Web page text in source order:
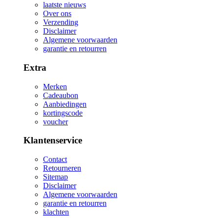
laatste nieuws
Over ons
Verzending
Disclaimer
Algemene voorwaarden
garantie en retourren
Extra
Merken
Cadeaubon
Aanbiedingen
kortingscode
voucher
Klantenservice
Contact
Retourneren
Sitemap
Disclaimer
Algemene voorwaarden
garantie en retourren
klachten